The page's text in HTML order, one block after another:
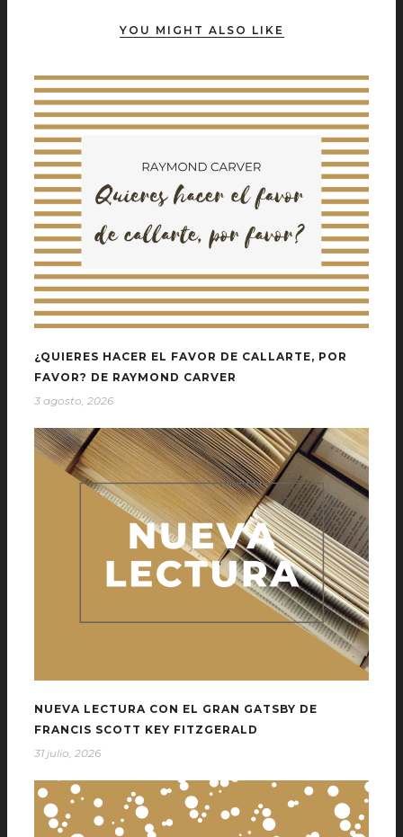
YOU MIGHT ALSO LIKE
¿QUIERES HACER EL FAVOR DE CALLARTE, POR
FAVOR? DE RAYMOND CARVER
3 agosto, 2026
NUEVA LECTURA CON EL GRAN GATSBY DE
FRANCIS SCOTT KEY FITZGERALD
31 julio, 2026